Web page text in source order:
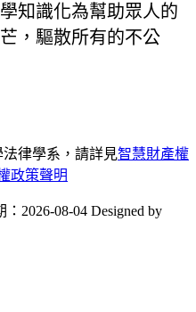
知識化為幫助眾人的
，驅散所有的不公
律學系，請詳見智慧財產權
政策聲明
2026-08-04 Designed by